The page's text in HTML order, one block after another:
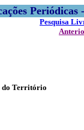
Pesquisa
do Território